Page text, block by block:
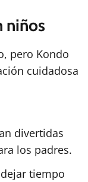
niños
pero Kondo
cuidadosa
divertidas
los padres.
tiempo